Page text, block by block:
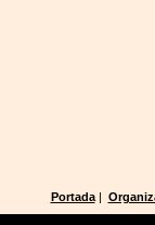
Portada|